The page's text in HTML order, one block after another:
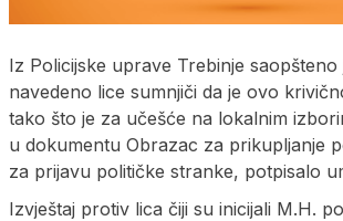
Iz Policijske uprave Trebinje saopšteno
navedeno lice sumnjiči da je ovo
tako što je za učešće na lokalnim
u dokumentu Obrazac za prikupljanje
za prijavu političke stranke, potpisalo
Izvještaj protiv lica čiji su inicijali M.H.